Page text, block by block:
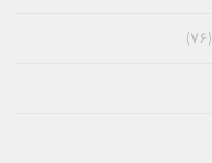
(۷۶)